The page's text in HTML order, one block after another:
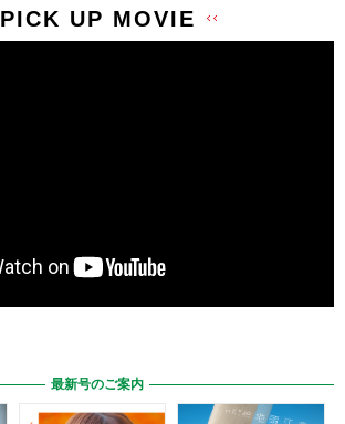
PICK UP MOVIE
最新号のご案内